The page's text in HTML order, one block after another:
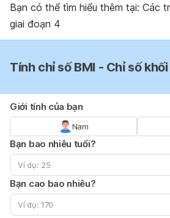
Bạn có thể tìm hiểu thêm tại: Các
giai đoạn 4
Tính chỉ số BMI - Chỉ số
Giới tính của bạn
Nam
Bạn bao nhiêu tuổi?
Bạn cao bao nhiêu?